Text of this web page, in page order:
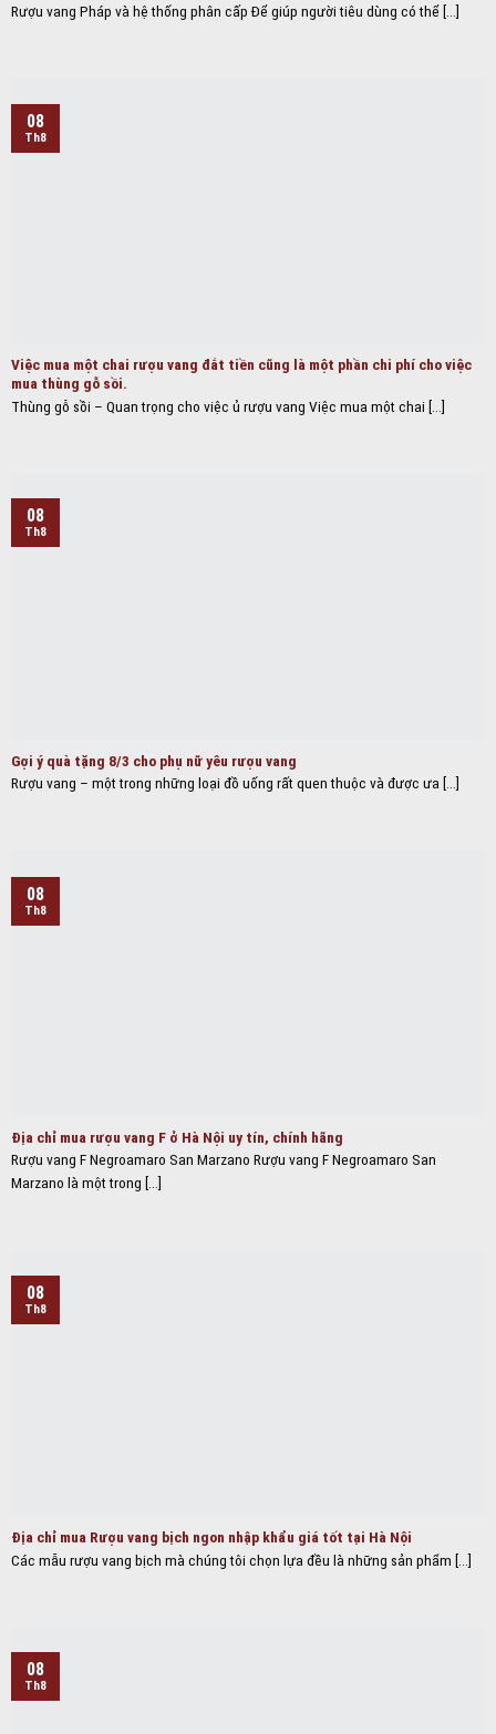
Rượu vang Pháp và hệ thống phân cấp Để giúp người tiêu dùng có thể [...]
Việc mua một chai rượu vang đắt tiền cũng là một phần chi phí cho việc
mua thùng gỗ sồi.
Thùng gỗ sồi – Quan trọng cho việc ủ rượu vang Việc mua một chai [...]
08
Th8
Gợi ý quà tặng 8/3 cho phụ nữ yêu rượu vang
Rượu vang – một trong những loại đồ uống rất quen thuộc và được ưa [...]
08
Th8
Địa chỉ mua rượu vang F ở Hà Nội uy tín, chính hãng
Rượu vang F Negroamaro San Marzano Rượu vang F Negroamaro San
Marzano là một trong [...]
08
Th8
Địa chỉ mua Rượu vang bịch ngon nhập khẩu giá tốt tại Hà Nội
Các mẫu rượu vang bịch mà chúng tôi chọn lựa đều là những sản phẩm [...]
08
Th8
08
Th8